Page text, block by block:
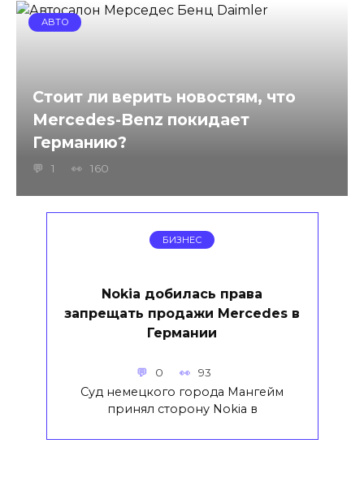
АВТО
Стоит ли верить новостям, что
Mercedes-Benz покидает
Германию?
1 160
БИЗНЕС
Nokia добилась права
запрещать продажи Mercedes в
Германии
0 93
Суд немецкого города Мангейм
принял сторону Nokia в